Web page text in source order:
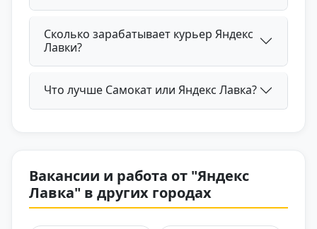
Сколько зарабатывает курьер Яндекс
Лавки?
Что лучше Самокат или Яндекс Лавка?
Вакансии и работа от "Яндекс
Лавка" в других городах